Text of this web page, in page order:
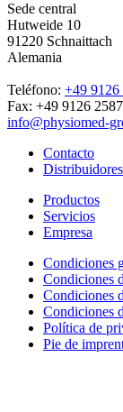
Sede central
Hutweide 10
91220 Schnaittach
Alemania
Teléfono: +49 9126
Fax: +49 9126
info@physiomed-
Contacto
Distribuidores
Productos
Servicios
Empresa
Condiciones
Condiciones
Condiciones
Condiciones
Política de
Pie de